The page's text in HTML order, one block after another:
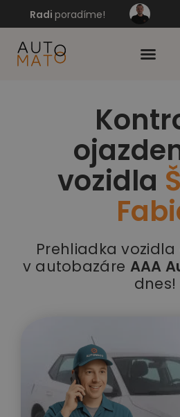
Radi poradíme!
vozidla
Prehliadka
v autobazáre AAA
dnes!